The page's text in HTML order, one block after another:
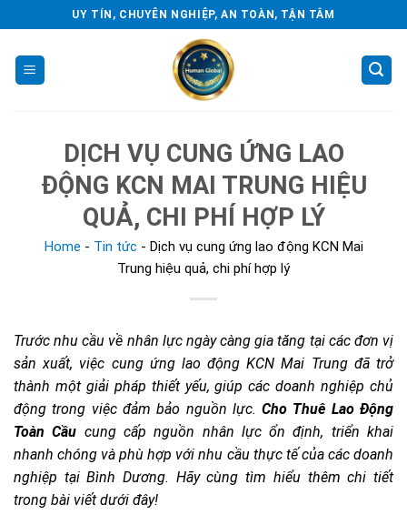
to
content
UY TÍN, CHUYÊN NGHIỆP, AN TOÀN, TẬN TÂM
DỊCH VỤ CUNG ỨNG LAO
ĐỘNG KCN MAI TRUNG HIỆU
QUẢ, CHI PHÍ HỢP LÝ
Home - Tin tức - Dịch vụ cung ứng lao động KCN Mai
Trung hiệu quả, chi phí hợp lý
Trước nhu cầu về nhân lực ngày càng gia tăng tại các đơn vị
sản xuất, việc cung ứng lao động KCN Mai Trung đã trở
thành một giải pháp thiết yếu, giúp các doanh nghiệp chủ
động trong việc đảm bảo nguồn lực.Cho Thuê Lao Động
Toàn Cầu cung cấp nguồn nhân lực ổn định, triển khai
nhanh chóng và phù hợp với nhu cầu thực tế của các doanh
nghiệp tại Bình Dương. Hãy cùng tìm hiểu thêm chi tiết
trong bài viết dưới đây!